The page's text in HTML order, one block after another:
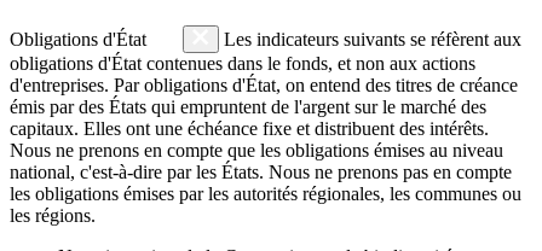
Obligations d'État
Les indicateurs suivants se réfèrent aux
obligations d'État contenues dans le fonds, et non aux actions
d'entreprises. Par obligations d'État, on entend des titres de créance
émis par des États qui empruntent de l'argent sur le marché des
capitaux. Elles ont une échéance fixe et distribuent des intérêts.
Nous ne prenons en compte que les obligations émises au niveau
national, c'est-à-dire par les États. Nous ne prenons pas en compte
les obligations émises par les autorités régionales, les communes ou
les régions.